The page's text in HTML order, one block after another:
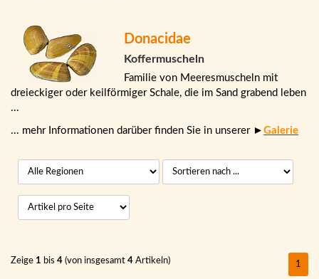
Donacidae
Koffermuscheln
Familie von Meeresmuscheln mit
dreieckiger oder keilförmiger Schale, die im Sand grabend leben
...
... mehr Informationen darüber finden Sie in unserer ► Galerie
Zeige 1 bis 4 (von insgesamt 4 Artikeln) 1